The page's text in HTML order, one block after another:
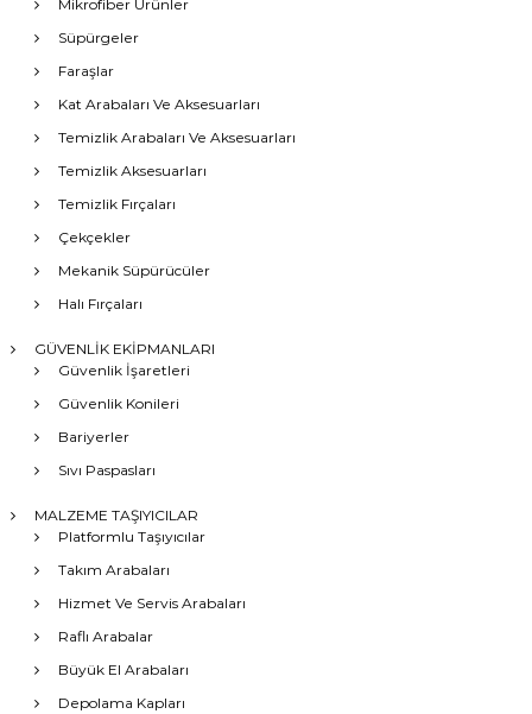
Mikrofiber Ürünler
Süpürgeler
Faraşlar
Kat Arabaları Ve Aksesuarları
Temizlik Arabaları Ve Aksesuarları
Temizlik Aksesuarları
Temizlik Fırçaları
Çekçekler
Mekanik Süpürücüler
Halı Fırçaları
GÜVENLİK EKİPMANLARI
Güvenlik İşaretleri
Güvenlik Konileri
Bariyerler
Sıvı Paspasları
MALZEME TAŞIYICILAR
Platformlu Taşıyıcılar
Takım Arabaları
Hizmet Ve Servis Arabaları
Raflı Arabalar
Büyük El Arabaları
Depolama Kapları